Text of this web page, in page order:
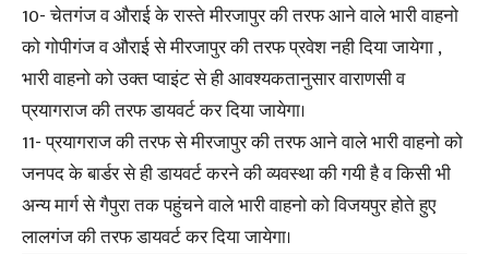
10- चेतगंज व औराई के रास्ते मीरजापुर की तरफ आने वाले भारी वाहनो
को गोपीगंज व औराई से मीरजापुर की तरफ प्रवेश नही दिया जायेगा ,
भारी वाहनो को उक्त प्वाइंट से ही आवश्यकतानुसार वाराणसी व
प्रयागराज की तरफ डायवर्ट कर दिया जायेगा।
11- प्रयागराज की तरफ से मीरजापुर की तरफ आने वाले भारी वाहनो को
जनपद के बार्डर से ही डायवर्ट करने की व्यवस्था की गयी है व किसी भी
अन्य मार्ग से गैपुरा तक पहुंचने वाले भारी वाहनो को विजयपुर होते हुए
लालगंज की तरफ डायवर्ट कर दिया जायेगा।